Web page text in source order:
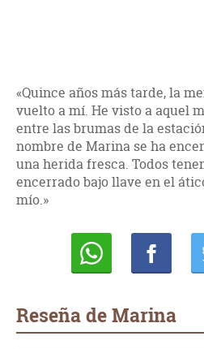
«Quince años más tarde, la
vuelto a mí. He visto a aquel
entre las brumas de la
nombre de Marina se ha
una herida fresca. Todos
encerrado bajo llave en el
mío.»
Reseña de Marina